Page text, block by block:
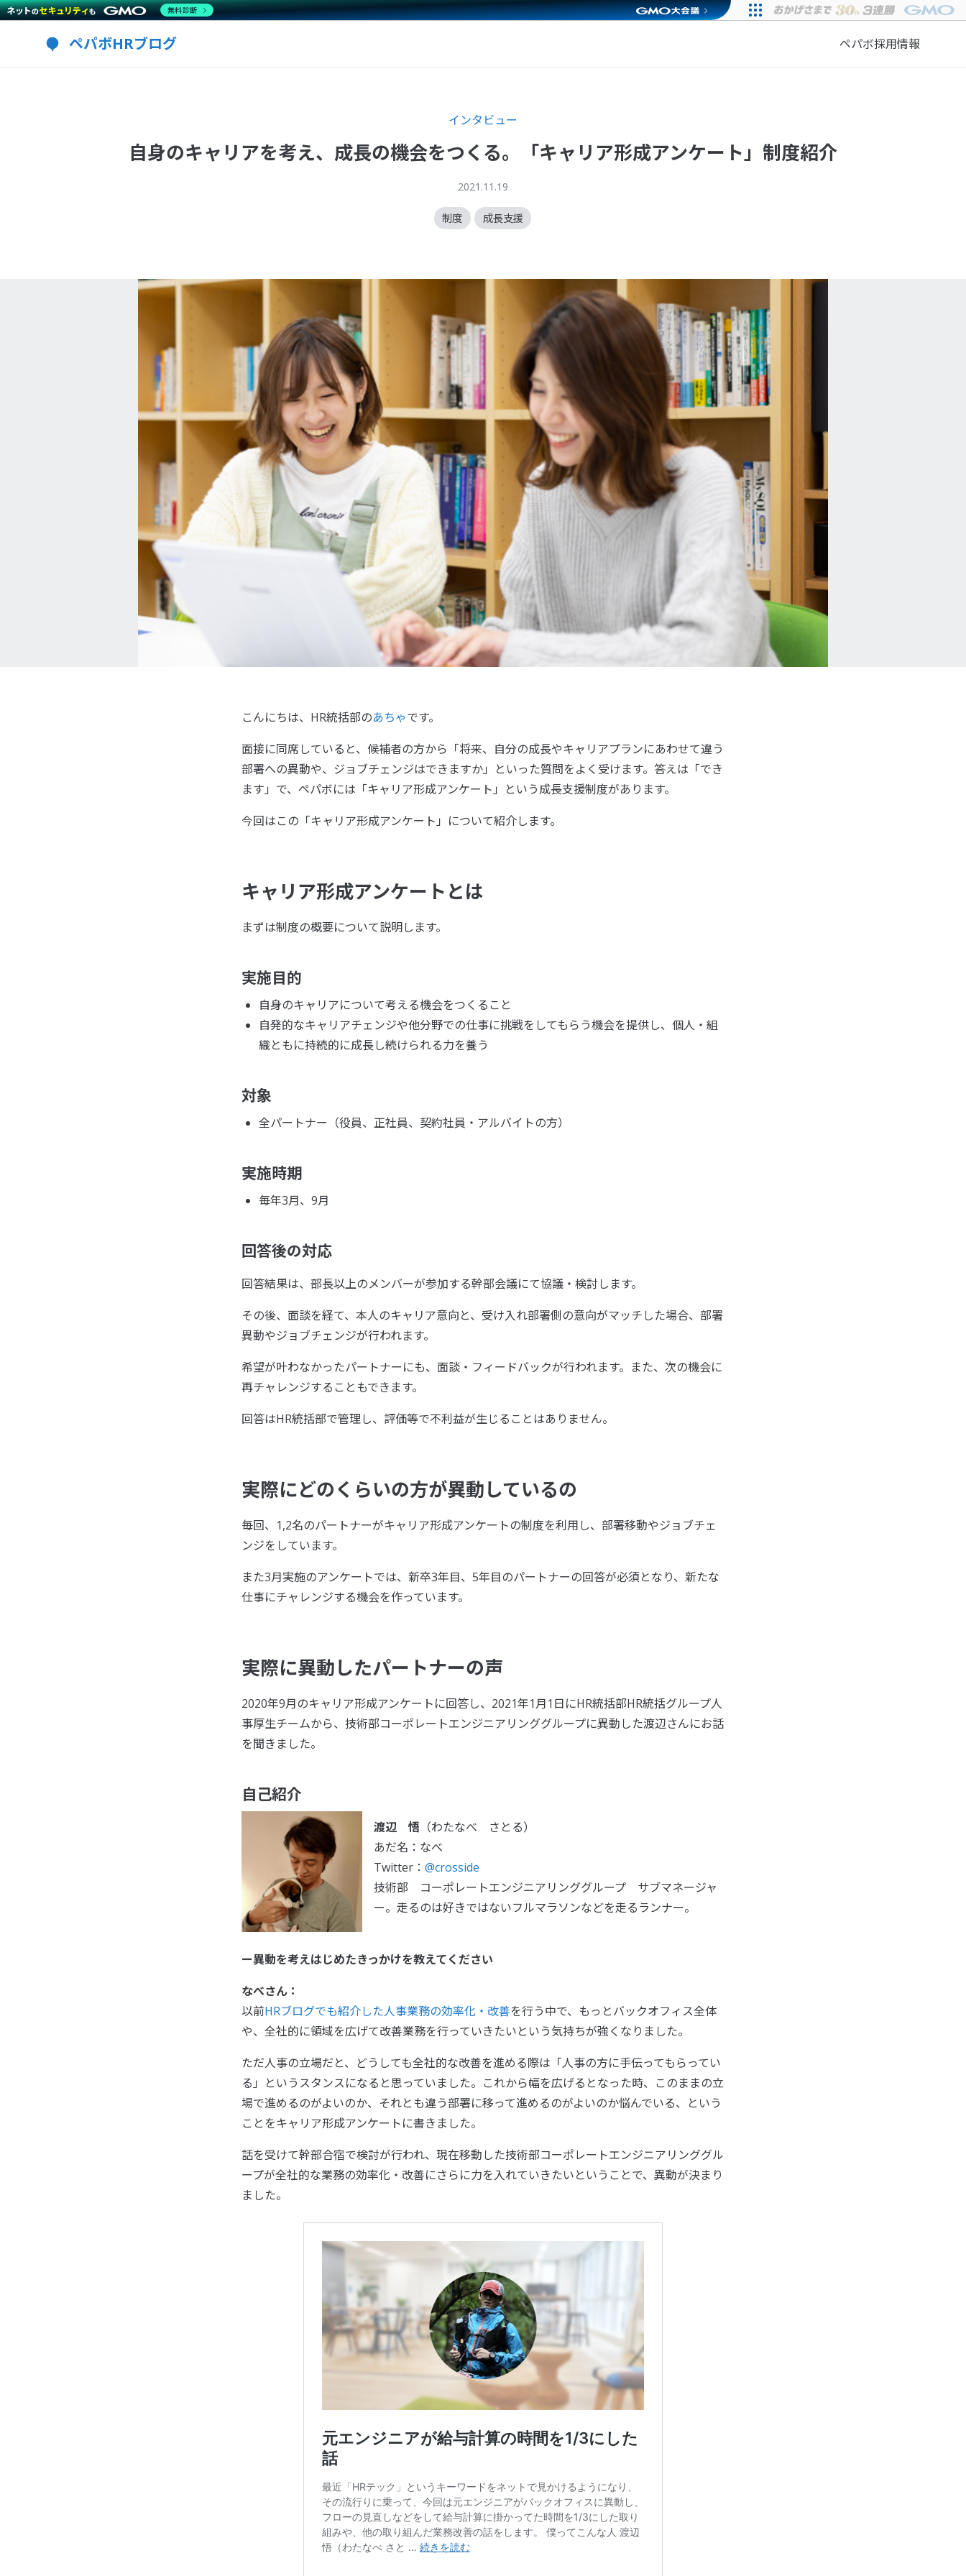
ペパボHRブログ ペパボ採用情報
インタビュー
自身のキャリアを考え、成長の機会をつくる。「キャリア形成アンケート」制度紹介
2021.11.19
制度 成長支援
こんにちは、HR統括部のあちゃです。
面接に同席していると、候補者の方から「将来、自分の成長やキャリアプランにあわせて違う
部署への異動や、ジョブチェンジはできますか」といった質問をよく受けます。答えは「でき
ます」で、ペパボには「キャリア形成アンケート」という成長支援制度があります。
今回はこの「キャリア形成アンケート」について紹介します。
キャリア形成アンケートとは
まずは制度の概要について説明します。
実施目的
自身のキャリアについて考える機会をつくること
自発的なキャリアチェンジや他分野での仕事に挑戦をしてもらう機会を提供し、個人・組
織ともに持続的に成長し続けられる力を養う
対象
全パートナー（役員、正社員、契約社員・アルバイトの方）
実施時期
毎年3月、9月
回答後の対応
回答結果は、部長以上のメンバーが参加する幹部会議にて協議・検討します。
その後、面談を経て、本人のキャリア意向と、受け入れ部署側の意向がマッチした場合、部署
異動やジョブチェンジが行われます。
希望が叶わなかったパートナーにも、面談・フィードバックが行われます。また、次の機会に
再チャレンジすることもできます。
回答はHR統括部で管理し、評価等で不利益が生じることはありません。
実際にどのくらいの方が異動しているの
毎回、1,2名のパートナーがキャリア形成アンケートの制度を利用し、部署移動やジョブチェ
ンジをしています。
また3月実施のアンケートでは、新卒3年目、5年目のパートナーの回答が必須となり、新たな
仕事にチャレンジする機会を作っています。
実際に異動したパートナーの声
2020年9月のキャリア形成アンケートに回答し、2021年1月1日にHR統括部HR統括グループ人
事厚生チームから、技術部コーポレートエンジニアリンググループに異動した渡辺さんにお話
を聞きました。
自己紹介
渡辺 悟 （わたなべ さとる）
あだ名：なべ
Twitter： @crosside
技術部 コーポレートエンジニアリンググループ サブマネージャ
ー。走るのは好きではないフルマラソンなどを走るランナー。
ー異動を考えはじめたきっかけを教えてください
なべさん：
以前HRブログでも紹介した人事業務の効率化・改善を行う中で、もっとバックオフィス全体
や、全社的に領域を広げて改善業務を行っていきたいという気持ちが強くなりました。
ただ人事の立場だと、どうしても全社的な改善を進める際は「人事の方に手伝ってもらってい
る」というスタンスになると思っていました。これから幅を広げるとなった時、このままの立
場で進めるのがよいのか、それとも違う部署に移って進めるのがよいのか悩んでいる、という
ことをキャリア形成アンケートに書きました。
話を受けて幹部合宿で検討が行われ、現在移動した技術部コーポレートエンジニアリンググル
ープが全社的な業務の効率化・改善にさらに力を入れていきたいということで、異動が決まり
ました。
無料診断